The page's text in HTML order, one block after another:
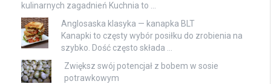
kulinarnych zagadnień Kuchnia to …
Anglosaska klasyka — kanapka BLT
Kanapki to częsty wybór posiłku do zrobienia na
szybko. Dość często składa …
Zwiększ swój potencjał z bobem w sosie
potrawkowym